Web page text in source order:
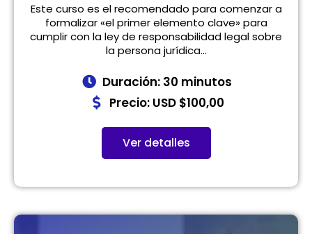
Este curso es el recomendado para comenzar a
formalizar «el primer elemento clave» para
cumplir con la ley de responsabilidad legal sobre
la persona jurídica...
Duración: 30 minutos
Precio: USD $100,00
Ver detalles